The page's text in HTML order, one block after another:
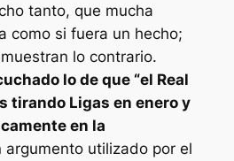
tanto, que mucha
como si fuera un hecho;
lo contrario.
lo de que “el Real
tirando Ligas en enero y
en la
argumento utilizado por el